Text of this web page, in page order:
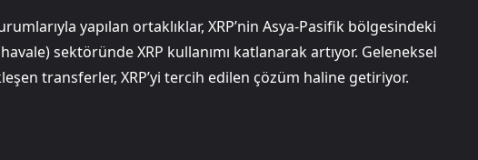
yapılan ortaklıklar, XRP’nin Asya-Pasifik bölgesindeki
sektöründe XRP kullanımı katlanarak artıyor. Geleneksel
transferler, XRP’yi tercih edilen çözüm haline getiriyor.